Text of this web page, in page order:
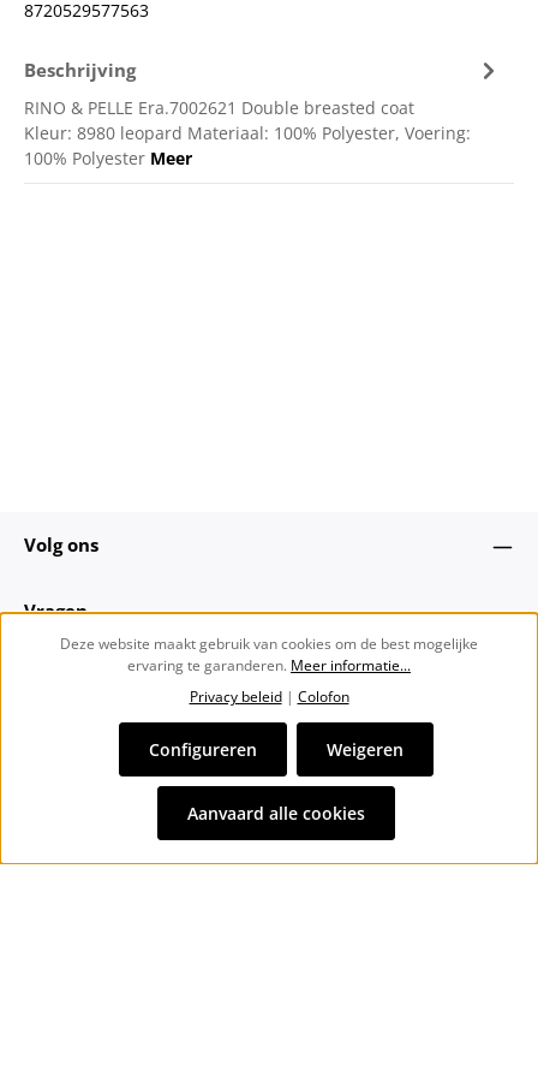
8720529577563
Beschrijving
RINO & PELLE Era.7002621 Double breasted coat
Kleur: 8980 leopard Materiaal: 100% Polyester, Voering:
100% Polyester Meer
Volg ons
Vragen
Alle prijzen incl. btw plusverzendkosten
bezorgkosten, indien niet anders vermeld.
Deze website maakt gebruik van cookies om de best mogelijke
ervaring te garanderen. Meer informatie...
Privacy beleid| Colofon
Weigeren
Configureren
Aanvaard alle cookies